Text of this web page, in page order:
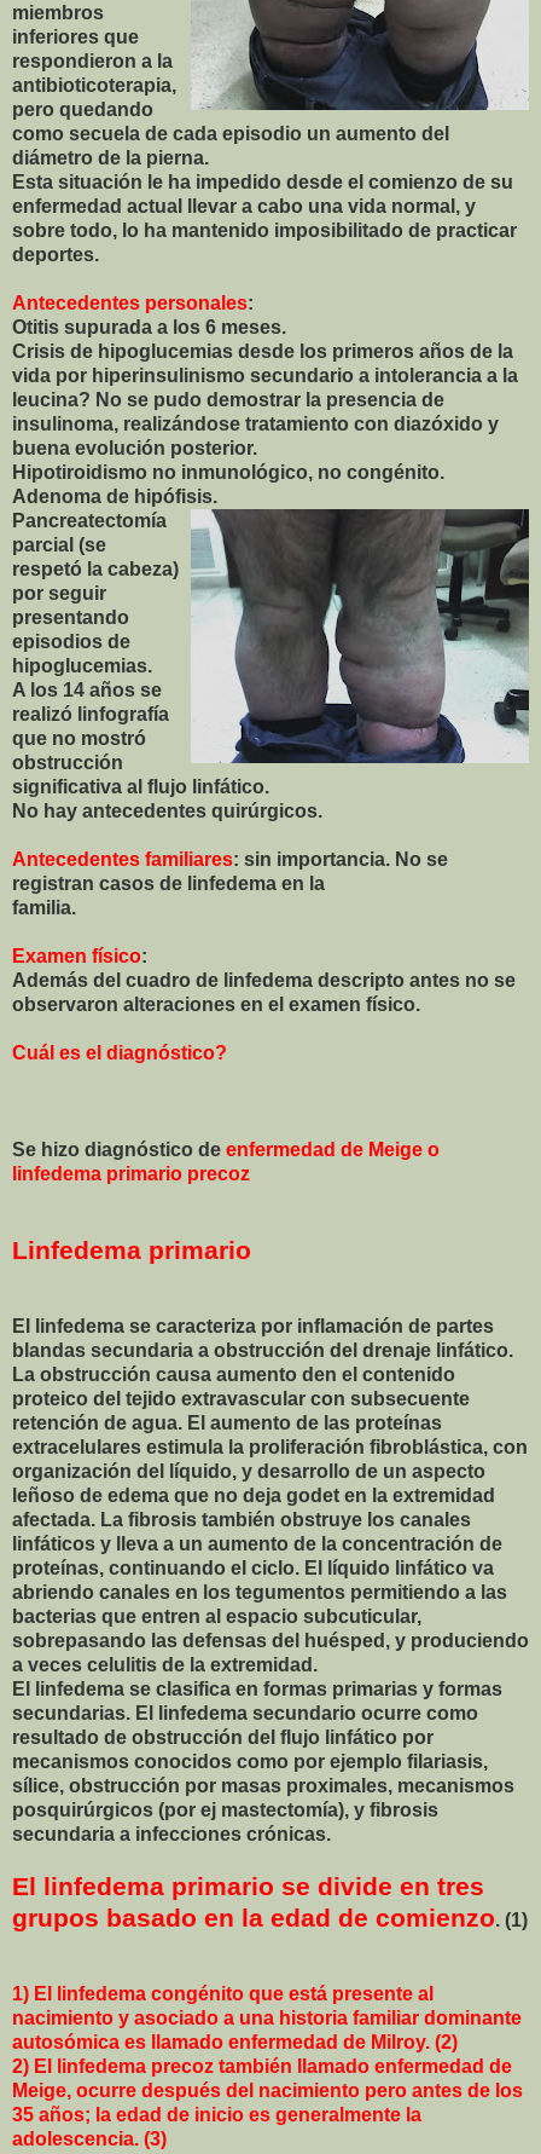
miembros
inferiores que
respondieron a la
antibioticoterapia,
pero quedando
como secuela de cada episodio un aumento del
diámetro de la pierna.
Esta situación le ha impedido desde el comienzo de su
enfermedad actual llevar a cabo una vida normal, y
sobre todo, lo ha mantenido imposibilitado de practicar
deportes.
Antecedentes personales:
Otitis supurada a los 6 meses.
Crisis de hipoglucemias desde los primeros años de la
vida por hiperinsulinismo secundario a intolerancia a la
leucina? No se pudo demostrar la presencia de
insulinoma, realizándose tratamiento con diazóxido y
buena evolución posterior.
Hipotiroidismo no inmunológico, no congénito.
Adenoma de hipófisis.
Pancreatectomía
parcial (se
respetó la cabeza)
por seguir
presentando
episodios de
hipoglucemias.
A los 14 años se
realizó linfografía
que no mostró
obstrucción
significativa al flujo linfático.
No hay antecedentes quirúrgicos.
Antecedentes familiares: sin importancia. No se
registran casos de linfedema en la
familia.
Examen físico:
Además del cuadro de linfedema descripto antes no se
observaron alteraciones en el examen físico.
Cuál es el diagnóstico?
Se hizo diagnóstico de enfermedad de Meige o
linfedema primario precoz
Linfedema primario
El linfedema se caracteriza por inflamación de partes
blandas secundaria a obstrucción del drenaje linfático.
La obstrucción causa aumento den el contenido
proteico del tejido extravascular con subsecuente
retención de agua. El aumento de las proteínas
extracelulares estimula la proliferación fibroblástica, con
organización del líquido, y desarrollo de un aspecto
leñoso de edema que no deja godet en la extremidad
afectada. La fibrosis también obstruye los canales
linfáticos y lleva a un aumento de la concentración de
proteínas, continuando el ciclo. El líquido linfático va
abriendo canales en los tegumentos permitiendo a las
bacterias que entren al espacio subcuticular,
sobrepasando las defensas del huésped, y produciendo
a veces celulitis de la extremidad.
El linfedema se clasifica en formas primarias y formas
secundarias. El linfedema secundario ocurre como
resultado de obstrucción del flujo linfático por
mecanismos conocidos como por ejemplo filariasis,
sílice, obstrucción por masas proximales, mecanismos
posquirúrgicos (por ej mastectomía), y fibrosis
secundaria a infecciones crónicas.
El linfedema primario se divide en tres
grupos basado en la edad de comienzo. (1)
1) El linfedema congénito que está presente al
nacimiento y asociado a una historia familiar dominante
autosómica es llamado enfermedad de Milroy. (2)
2) El linfedema precoz también llamado enfermedad de
Meige, ocurre después del nacimiento pero antes de los
35 años; la edad de inicio es generalmente la
adolescencia. (3)